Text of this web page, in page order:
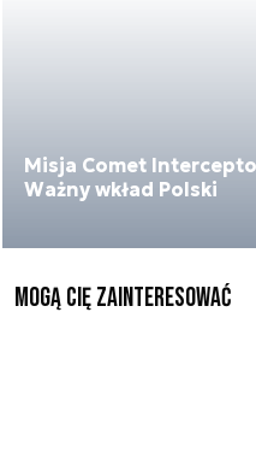
Misja Comet
Ważny wkład Polski
Mogą Cię zainteresować